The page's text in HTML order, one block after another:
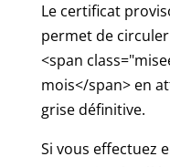
Le certificat
permet de
<span
mois</span> en
grise définitive.
Si vous effectuez